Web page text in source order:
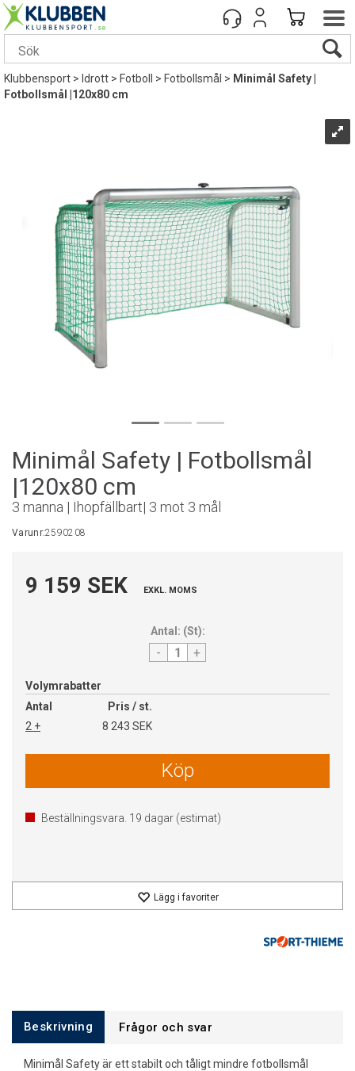
Klubbensport> Idrott>Fotboll >Fotbollsmål > Minimål Safety |
Fotbollsmål |120x80 cm
Minimål Safety | Fotbollsmål
|120x80 cm
3 manna | Ihopfällbart| 3 mot 3 mål
Varunr:2590208
9 159 SEK EXKL. MOMS
Antal: (St):
- +
Volymrabatter
Antal
Pris / st.
2 +
8 243 SEK
Köp
Beställningsvara. 19 dagar (estimat)
Lägg i favoriter
Beskrivning Frågor och svar
Minimål Safety är ett stabilt och tåligt mindre fotbollsmål